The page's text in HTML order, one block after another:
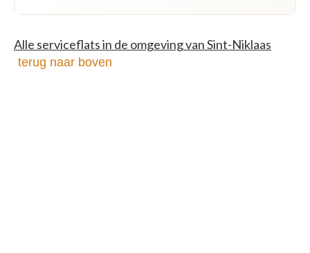
Alle serviceflats in de omgeving van Sint-Niklaas
terug naar boven